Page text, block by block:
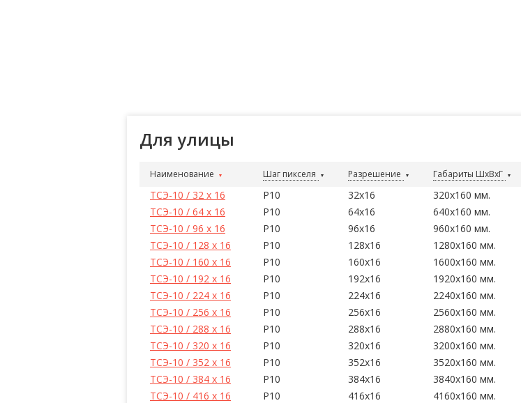
Для улицы
Наименование Шаг пикселя Разрешение Габариты ШхВхГ
ТСЭ-10 / 32 x 16 P10 32x16 320x160 мм.
ТСЭ-10 / 64 x 16
P10 64x16 640x160 мм.
ТСЭ-10 / 96 x 16
P10 96x16 960x160 мм.
ТСЭ-10 / 128 x 16
P10 128x16 1280x160 мм.
ТСЭ-10 / 160 x 16
P10 160x16 1600x160 мм.
ТСЭ-10 / 192 x 16
P10 192x16 1920x160 мм.
ТСЭ-10 / 224 x 16
P10 224x16 2240x160 мм.
ТСЭ-10 / 256 x 16
P10 256x16 2560x160 мм.
ТСЭ-10 / 288 x 16
P10 288x16 2880x160 мм.
ТСЭ-10 / 320 x 16
P10 320x16 3200x160 мм.
ТСЭ-10 / 352 x 16
P10 352x16 3520x160 мм.
ТСЭ-10 / 384 x 16
P10 384x16 3840x160 мм.
ТСЭ-10 / 416 x 16
P10 416x16 4160x160 мм.